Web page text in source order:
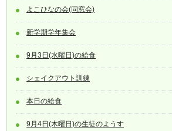
よこひなの会(同窓会)
新学期学年集会
9月3日(水曜日)の給食
シェイクアウト訓練
本日の給食
9月4日(木曜日)の生徒のようす